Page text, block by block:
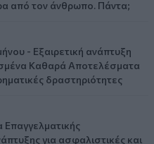
από τον άνθρωπο. Πάντα;
- Εξαιρετική ανάπτυξη
Καθαρά Αποτελέσματα
δραστηριότητες
για ασφαλιστικές και